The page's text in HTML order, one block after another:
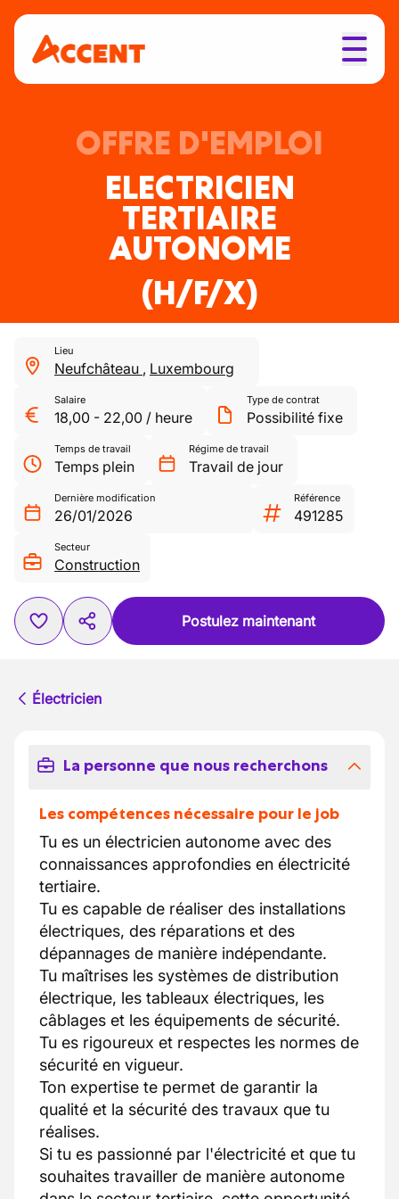
OFFRE D'EMPLOI
ELECTRICIEN
TERTIAIRE
AUTONOME
(H/F/X)
Lieu
Neufchâteau , Luxembourg
Salaire
18,00 - 22,00 / heure
Type de contrat
Possibilité fixe
Temps de travail
Temps plein
Régime de travail
Travail de jour
Dernière modification
26/01/2026
Référence
491285
Secteur
Construction
Postulez maintenant
Électricien
La personne que nous recherchons
Les compétences nécessaire pour le job
Tu es un électricien autonome avec des
connaissances approfondies en électricité
tertiaire.
Tu es capable de réaliser des installations
électriques, des réparations et des
dépannages de manière indépendante.
Tu maîtrises les systèmes de distribution
électrique, les tableaux électriques, les
câblages et les équipements de sécurité.
Tu es rigoureux et respectes les normes de
sécurité en vigueur.
Ton expertise te permet de garantir la
qualité et la sécurité des travaux que tu
réalises.
Si tu es passionné par l'électricité et que tu
souhaites travailler de manière autonome